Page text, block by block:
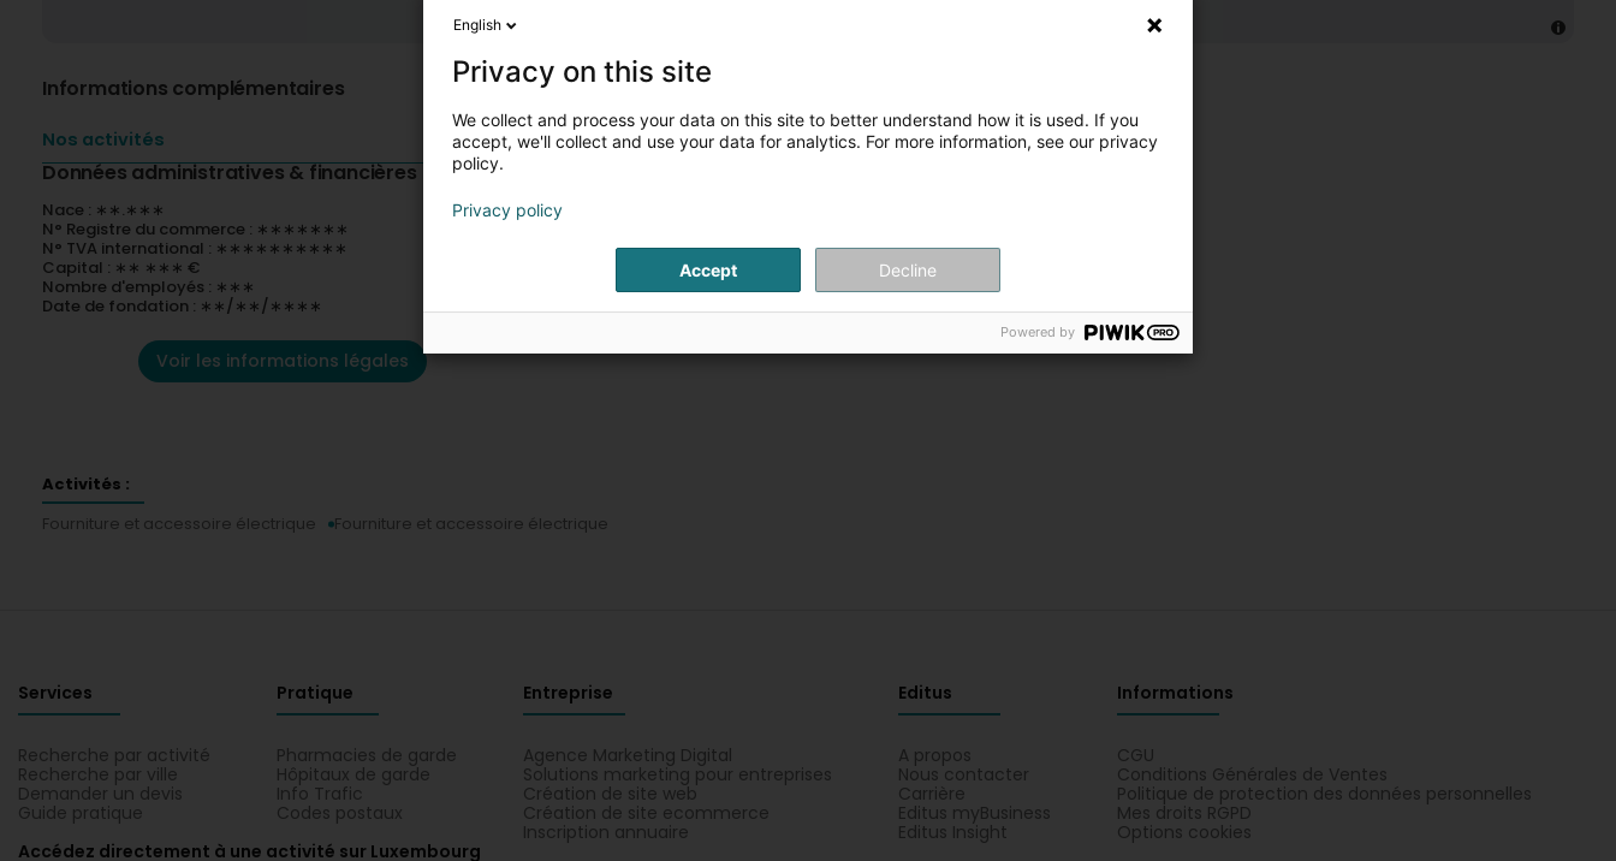
Informations complémentaires
Nos activités
Données administratives & financières
Nace : ∗∗.∗∗∗
N° Registre du commerce : ∗∗∗∗∗∗∗
N° TVA international : ∗∗∗∗∗∗∗∗∗∗
Capital : ∗∗ ∗∗∗ €
Nombre d'employés : ∗∗∗
Date de fondation : ∗∗/∗∗/∗∗∗∗
Voir les informations légales
Activités :
Fourniture et accessoire électrique
Fourniture et accessoire électrique
Services
Recherche par activité
Recherche par ville
Demander un devis
Guide pratique
Pratique
Pharmacies de garde
Hôpitaux de garde
Info Trafic
Codes postaux
Entreprise
Agence Marketing Digital
Solutions marketing pour entreprises
Création de site web
Création de site ecommerce
Inscription annuaire
Editus
A propos
Nous contacter
Carrière
Editus myBusiness
Editus Insight
Informations
CGU
Conditions Générales de Ventes
Politique de protection des données personnelles
Mes droits RGPD
Options cookies
Accédez directement à une activité sur Luxembourg
English
Privacy on this site
We collect and process your data on this site to better understand how it is used. If you
accept, we'll collect and use your data for analytics. For more information, see our privacy
policy.
Privacy policy
Accept Decline
Powered by